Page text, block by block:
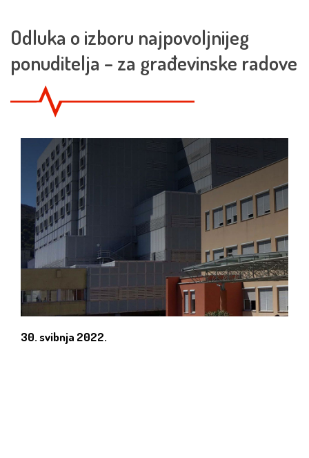
Odluka o izboru najpovoljnijeg
ponuditelja – za građevinske radove
30. svibnja 2022.